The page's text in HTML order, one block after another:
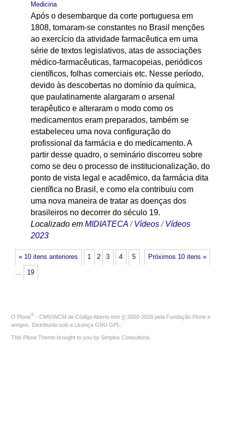
Medicina
Após o desembarque da corte portuguesa em
1808, tornaram-se constantes no Brasil menções
ao exercício da atividade farmacêutica em uma
série de textos legislativos, atas de associações
médico-farmacêuticas, farmacopeias, periódicos
científicos, folhas comerciais etc. Nesse período,
devido às descobertas no domínio da química,
que paulatinamente alargaram o arsenal
terapêutico e alteraram o modo como os
medicamentos eram preparados, também se
estabeleceu uma nova configuração do
profissional da farmácia e do medicamento. A
partir desse quadro, o seminário discorreu sobre
como se deu o processo de institucionalização, do
ponto de vista legal e acadêmico, da farmácia dita
científica no Brasil, e como ela contribuiu com
uma nova maneira de tratar as doenças dos
brasileiros no decorrer do século 19.
Localizado em MIDIATECA /Vídeos /Vídeos
2023
« 10 itens anteriores Próximos 10 itens »
1 2 3 4 5
… 19
O Plone® - CMS/WCM de Código Aberto tem © 2000-2026 pela Fundação Plone e
amigos. Distribuído sob a Licença GNU GPL
This Plone Theme brought to you by Simples Consultoria